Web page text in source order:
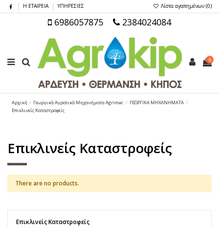
Η ΕΤΑΙΡΕΙΑ ΥΠΗΡΕΣΙΕΣ Λίστα αγαπημένων (0)
6986057875 2384024084
0
Αρχική Γεωργικά Αγροτικά Μηχανήματα Agrimac
ΓΕΩΡΓΙΚΑ ΜΗΧΑΝΗΜΑΤΑ
Επικλινείς Καταστροφείς
Επικλινείς Καταστροφείς
There are no products.
Επικλινείς Καταστροφείς